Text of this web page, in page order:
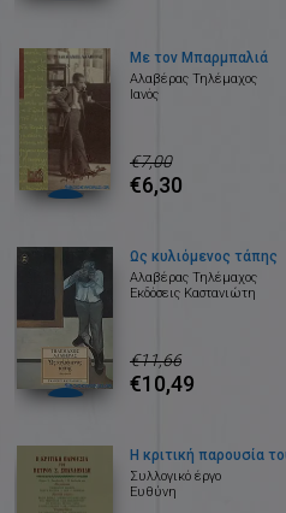
Με τον Μπαρμπαλιά
Αλαβέρας Τηλέμαχος
Ιανός
€7,00
€6,30
Ως κυλιόμενος τάπης
Αλαβέρας Τηλέμαχος
Εκδόσεις Καστανιώτη
€11,66
€10,49
Η κριτική παρουσία
Συλλογικό έργο
Ευθύνη